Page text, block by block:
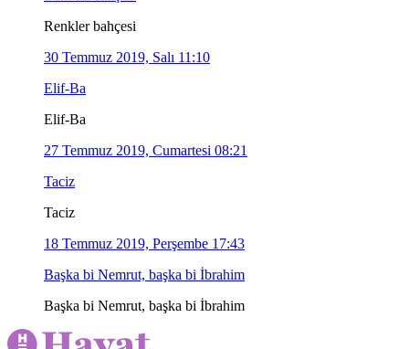
Renkler bahçesi
30 Temmuz 2019, Salı 11:10
Elif-Ba
Elif-Ba
27 Temmuz 2019, Cumartesi 08:21
Taciz
Taciz
18 Temmuz 2019, Perşembe 17:43
Başka bi Nemrut, başka bi İbrahim
Başka bi Nemrut, başka bi İbrahim